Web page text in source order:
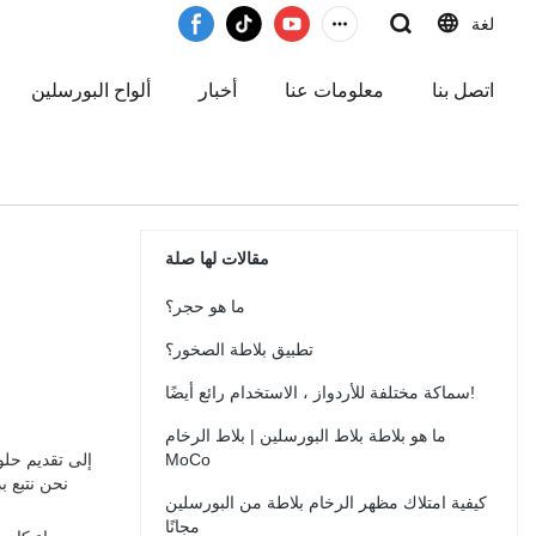
لغة
ألواح البورسلين أخبار معلومات عنا اتصل بنا
نحن نتبع
مقالات لها صلة
ما هو حجر؟
تطبيق بلاطة الصخور؟
سماكة مختلفة للأردواز ، الاستخدام رائع أيضًا!
ما هو بلاطة بلاط البورسلين | بلاط الرخام
MoCo
كيفية امتلاك مظهر الرخام بلاطة من البورسلين
مجانًا